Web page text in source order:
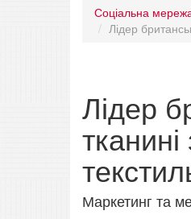
Соціальна мережа
Лідер
Лідер
Маркетинг та